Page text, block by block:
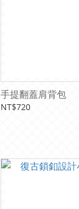
手提翻蓋肩背包
NT$720